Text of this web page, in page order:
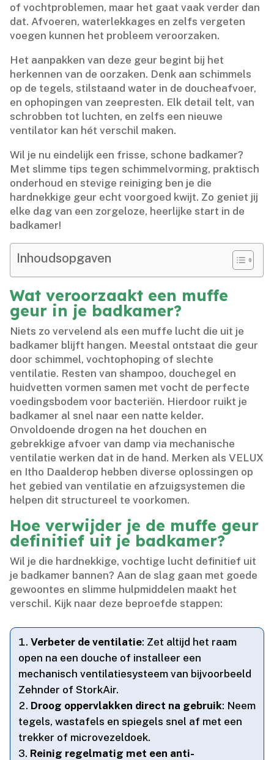
of vochtproblemen, maar het gaat vaak verder dan
dat.​ Afvoeren, waterlekkages en zelfs vergeten
voegen kunnen het probleem veroorzaken.​
Het aanpakken van deze geur begint bij het
herkennen van de oorzaken.​ Denk aan schimmels
op de tegels, stilstaand water in de doucheafvoer,
en ophopingen van zeepresten.​ Elk detail telt, van
schrobben tot luchten, en zelfs een nieuwe
ventilator kan hét verschil maken.​
Wil je nu eindelijk een frisse, schone badkamer?
Met slimme tips tegen schimmelvorming, praktisch
onderhoud en stevige reiniging ben je die
hardnekkige geur echt voorgoed kwijt.​ Zo geniet jij
elke dag van een zorgeloze, heerlijke start in de
badkamer!
Inhoudsopgaven
Wat veroorzaakt een muffe
geur in je badkamer?
Niets zo vervelend als een muffe lucht die uit je
badkamer blijft hangen.​ Meestal ontstaat die geur
door schimmel, vochtophoping of slechte
ventilatie.​ Resten van shampoo, douchegel en
huidvetten vormen samen met vocht de perfecte
voedingsbodem voor bacteriën.​ Hierdoor ruikt je
badkamer al snel naar een natte kelder.​
Onvoldoende drogen na het douchen en
gebrekkige afvoer van damp via mechanische
ventilatie werken dat in de hand.​ Merken als VELUX
en Itho Daalderop hebben diverse oplossingen op
het gebied van ventilatie en afzuigsystemen die
helpen dit structureel te voorkomen.​
Hoe verwijder je de muffe geur
definitief uit je badkamer?
Wil je die hardnekkige, vochtige lucht definitief uit
je badkamer bannen? Aan de slag gaan met goede
gewoontes en slimme hulpmiddelen maakt het
verschil.​ Kijk naar deze beproefde stappen:
Verbeter de ventilatie: Zet altijd het raam
open na een douche of installeer een
mechanisch ventilatiesysteem van bijvoorbeeld
Zehnder of StorkAir.​
Droog oppervlakken direct na gebruik: Neem
tegels, wastafels en spiegels snel af met een
trekker of microvezeldoek.​
Reinig regelmatig met een anti-